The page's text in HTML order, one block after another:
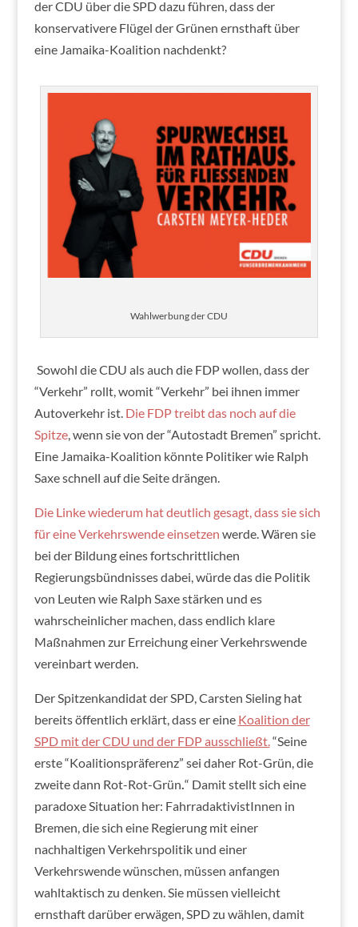
der CDU über die SPD dazu führen, dass der
konservativere Flügel der Grünen ernsthaft über
eine Jamaika-Koalition nachdenkt?
Wahlwerbung der CDU
Sowohl die CDU als auch die FDP wollen, dass der
“Verkehr” rollt, womit “Verkehr” bei ihnen immer
Autoverkehr ist. Die FDP treibt das noch auf die
Spitze, wenn sie von der “Autostadt Bremen” spricht.
Eine Jamaika-Koalition könnte Politiker wie Ralph
Saxe schnell auf die Seite drängen.
Die Linke wiederum hat deutlich gesagt, dass sie sich
für eine Verkehrswende einsetzen werde. Wären sie
bei der Bildung eines fortschrittlichen
Regierungsbündnisses dabei, würde das die Politik
von Leuten wie Ralph Saxe stärken und es
wahrscheinlicher machen, dass endlich klare
Maßnahmen zur Erreichung einer Verkehrswende
vereinbart werden.
Der Spitzenkandidat der SPD, Carsten Sieling hat
bereits öffentlich erklärt, dass er eine Koalition der
SPD mit der CDU und der FDP ausschließt.“Seine
erste “Koalitionspräferenz” sei daher Rot-Grün, die
zweite dann Rot-Rot-Grün.“ Damit stellt sich eine
paradoxe Situation her: FahrradaktivistInnen in
Bremen, die sich eine Regierung mit einer
nachhaltigen Verkehrspolitik und einer
Verkehrswende wünschen, müssen anfangen
wahltaktisch zu denken. Sie müssen vielleicht
ernsthaft darüber erwägen, SPD zu wählen, damit